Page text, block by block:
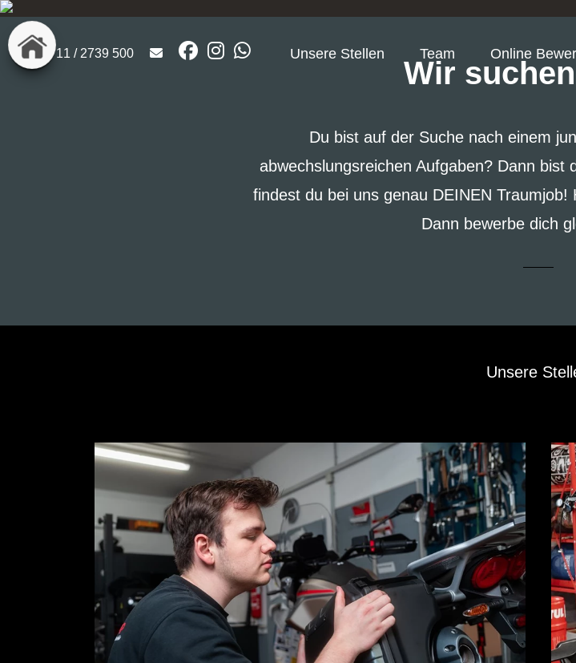
0711 / 2739 500 Unsere Stellen Team Online
Wir
Du bist auf der Suche nach einem
abwechslungsreichen Aufgaben? Dann bist
findest du bei uns genau DEINEN
Dann bewerbe dich
Unsere